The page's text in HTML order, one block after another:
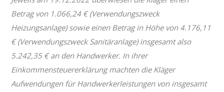
Betrag von 1.066,24 € (Verwendungszweck
Heizungsanlage) sowie einen Betrag in Höhe von 4.176,11
€ (Verwendungszweck Sanitäranlage) insgesamt also
5.242,35 € an den Handwerker. In ihrer
Einkommensteuererklärung machten die Kläger
Aufwendungen für Handwerkerleistungen von insgesamt